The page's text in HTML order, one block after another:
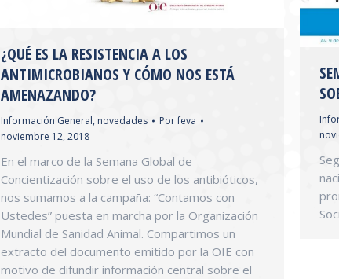
¿QUÉ ES LA RESISTENCIA A LOS
ANTIMICROBIANOS Y CÓMO NOS ESTÁ
AMENAZANDO?
Información General, novedades Porfeva
noviembre 12, 2018
En el marco de la Semana Global de
Concientización sobre el uso de los antibióticos,
nos sumamos a la campaña: “Contamos con
Ustedes” puesta en marcha por la Organización
Mundial de Sanidad Animal. Compartimos un
extracto del documento emitido por la OIE con
motivo de difundir información central sobre el